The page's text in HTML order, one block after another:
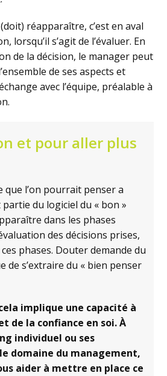
réapparaître, c’est en aval
lorsqu’il s’agit de l’évaluer. En
de la décision, le manager peut
de ses aspects et
avec l’équipe, préalable à
et pour aller plus
que l’on pourrait penser a
du logiciel du « bon »
dans les phases
des décisions prises,
phases. Douter demande du
de s’extraire du « bien penser
implique une capacité à
de la confiance en soi. À
individuel ou ses
domaine du management,
aider à mettre en place ce